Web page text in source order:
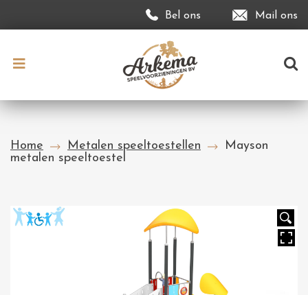
Bel ons Mail ons
Home Metalen speeltoestellen
Mayson
metalen speeltoestel